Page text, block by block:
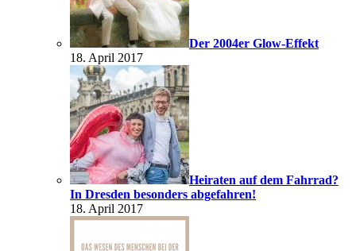
Der 2004er Glow-Effekt
18. April 2017
Heiraten auf dem Fahrrad?
In Dresden besonders abgefahren!
18. April 2017